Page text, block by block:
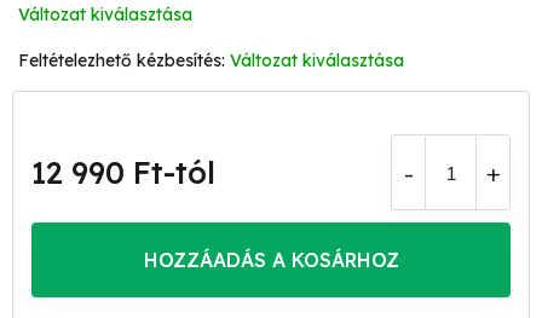
Változat kiválasztása
Változat kiválasztása
12 990 Ft-tól
HOZZÁADÁS A KOSÁRHOZ